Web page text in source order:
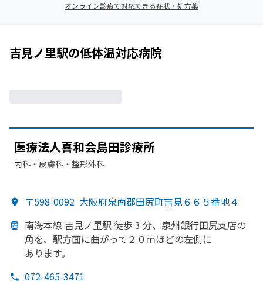
オンライン診療で対応できる症状・処方薬
吉見ノ里駅の低体温対応病院
医療法人喜和会島田診療所
内科・​皮膚科・​整形外科
〒598-0092 大阪府泉南郡田尻町吉見６６５番地４
南海本線 吉見ノ里駅 徒歩 3 分、 泉州銀行田尻支店の
角を、 駅方面に曲がって ２０ｍほどの左側に
あります。
072-465-3471